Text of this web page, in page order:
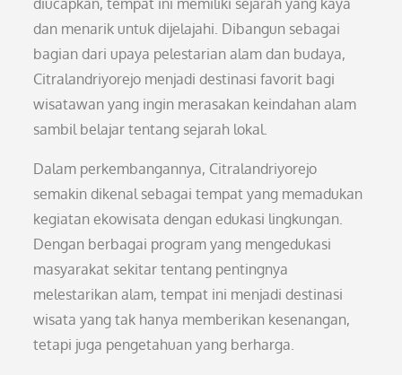
diucapkan, tempat ini memiliki sejarah yang kaya
dan menarik untuk dijelajahi. Dibangun sebagai
bagian dari upaya pelestarian alam dan budaya,
Citralandriyorejo menjadi destinasi favorit bagi
wisatawan yang ingin merasakan keindahan alam
sambil belajar tentang sejarah lokal.
Dalam perkembangannya, Citralandriyorejo
semakin dikenal sebagai tempat yang memadukan
kegiatan ekowisata dengan edukasi lingkungan.
Dengan berbagai program yang mengedukasi
masyarakat sekitar tentang pentingnya
melestarikan alam, tempat ini menjadi destinasi
wisata yang tak hanya memberikan kesenangan,
tetapi juga pengetahuan yang berharga.